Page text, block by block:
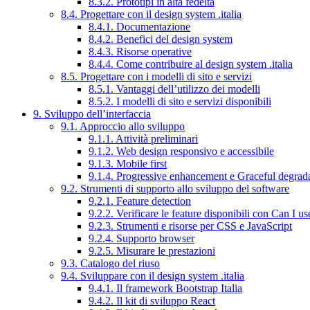
8.4. Progettare con il design system .italia
8.4.1. Documentazione
8.4.2. Benefici del design system
8.4.3. Risorse operative
8.4.4. Come contribuire al design system .italia
8.5. Progettare con i modelli di sito e servizi
8.5.1. Vantaggi dell’utilizzo dei modelli
8.5.2. I modelli di sito e servizi disponibili
9. Sviluppo dell’interfaccia
9.1. Approccio allo sviluppo
9.1.1. Attività preliminari
9.1.2. Web design responsivo e accessibile
9.1.3. Mobile first
9.1.4. Progressive enhancement e Graceful
9.2. Strumenti di supporto allo sviluppo del software
9.2.1. Feature detection
9.2.2. Verificare le feature disponibili con Can I
9.2.3. Strumenti e risorse per CSS e JavaScript
9.2.4. Supporto browser
9.2.5. Misurare le prestazioni
9.3. Catalogo del riuso
9.4. Sviluppare con il design system .italia
9.4.1. Il framework Bootstrap Italia
9.4.2. Il kit di sviluppo React